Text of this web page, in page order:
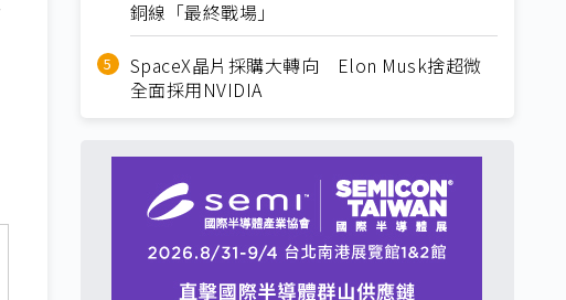
銅線「最終戰場」
SpaceX晶片採購大轉向 Elon Musk捨超微
全面採用NVIDIA